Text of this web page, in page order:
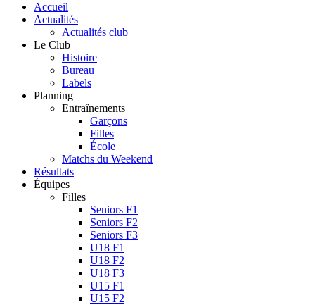
Accueil
Actualités
Actualités club
Le Club
Histoire
Bureau
Labels
Planning
Entraînements
Garçons
Filles
École
Matchs du Weekend
Résultats
Équipes
Filles
Seniors F1
Seniors F2
Seniors F3
U18 F1
U18 F2
U18 F3
U15 F1
U15 F2